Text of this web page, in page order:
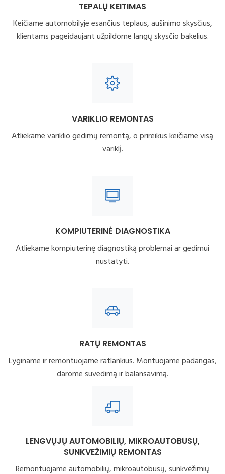
TEPALŲ KEITIMAS
Keičiame automobilyje esančius teplaus, aušinimo skysčius,
klientams pageidaujant užpildome langų skysčio bakelius.
VARIKLIO REMONTAS
Atliekame variklio gedimų remontą, o prireikus keičiame visą
variklį.
KOMPIUTERINĖ DIAGNOSTIKA
Atliekame kompiuterinę diagnostiką problemai ar gedimui
nustatyti.
RATŲ REMONTAS
Lyginame ir remontuojame ratlankius. Montuojame padangas,
darome suvedimą ir balansavimą.
LENGVŲJŲ AUTOMOBILIŲ, MIKROAUTOBUSŲ,
SUNKVEŽIMIŲ REMONTAS
Remontuojame automobilių, mikroautobusų, sunkvėžimių